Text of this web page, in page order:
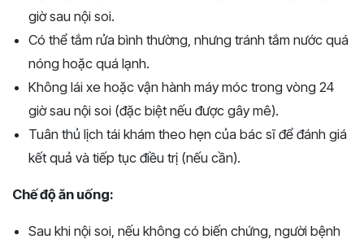
giờ sau nội soi.
Có thể tắm rửa bình thường, nhưng tránh tắm nước quá
nóng hoặc quá lạnh.
Không lái xe hoặc vận hành máy móc trong vòng 24
giờ sau nội soi (đặc biệt nếu được gây mê).
Tuân thủ lịch tái khám theo hẹn của bác sĩ để đánh giá
kết quả và tiếp tục điều trị (nếu cần).
Chế độ ăn uống:
Sau khi nội soi, nếu không có biến chứng, người bệnh